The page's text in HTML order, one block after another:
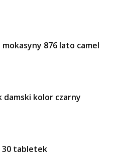
876 lato camel
damski kolor czarny
30 tabletek